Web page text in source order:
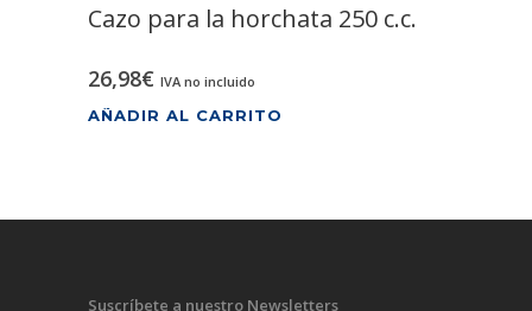
Cazo para la horchata 250 c.c.
26,98€ IVA no incluido
AÑADIR AL CARRITO
Suscríbete a nuestro Newsletters